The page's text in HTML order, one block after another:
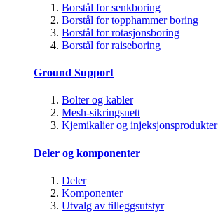
Borstål for senkboring
Borstål for topphammer boring
Borstål for rotasjonsboring
Borstål for raiseboring
Ground Support
Bolter og kabler
Mesh-sikringsnett
Kjemikalier og injeksjonsprodukter
Deler og komponenter
Deler
Komponenter
Utvalg av tilleggsutstyr